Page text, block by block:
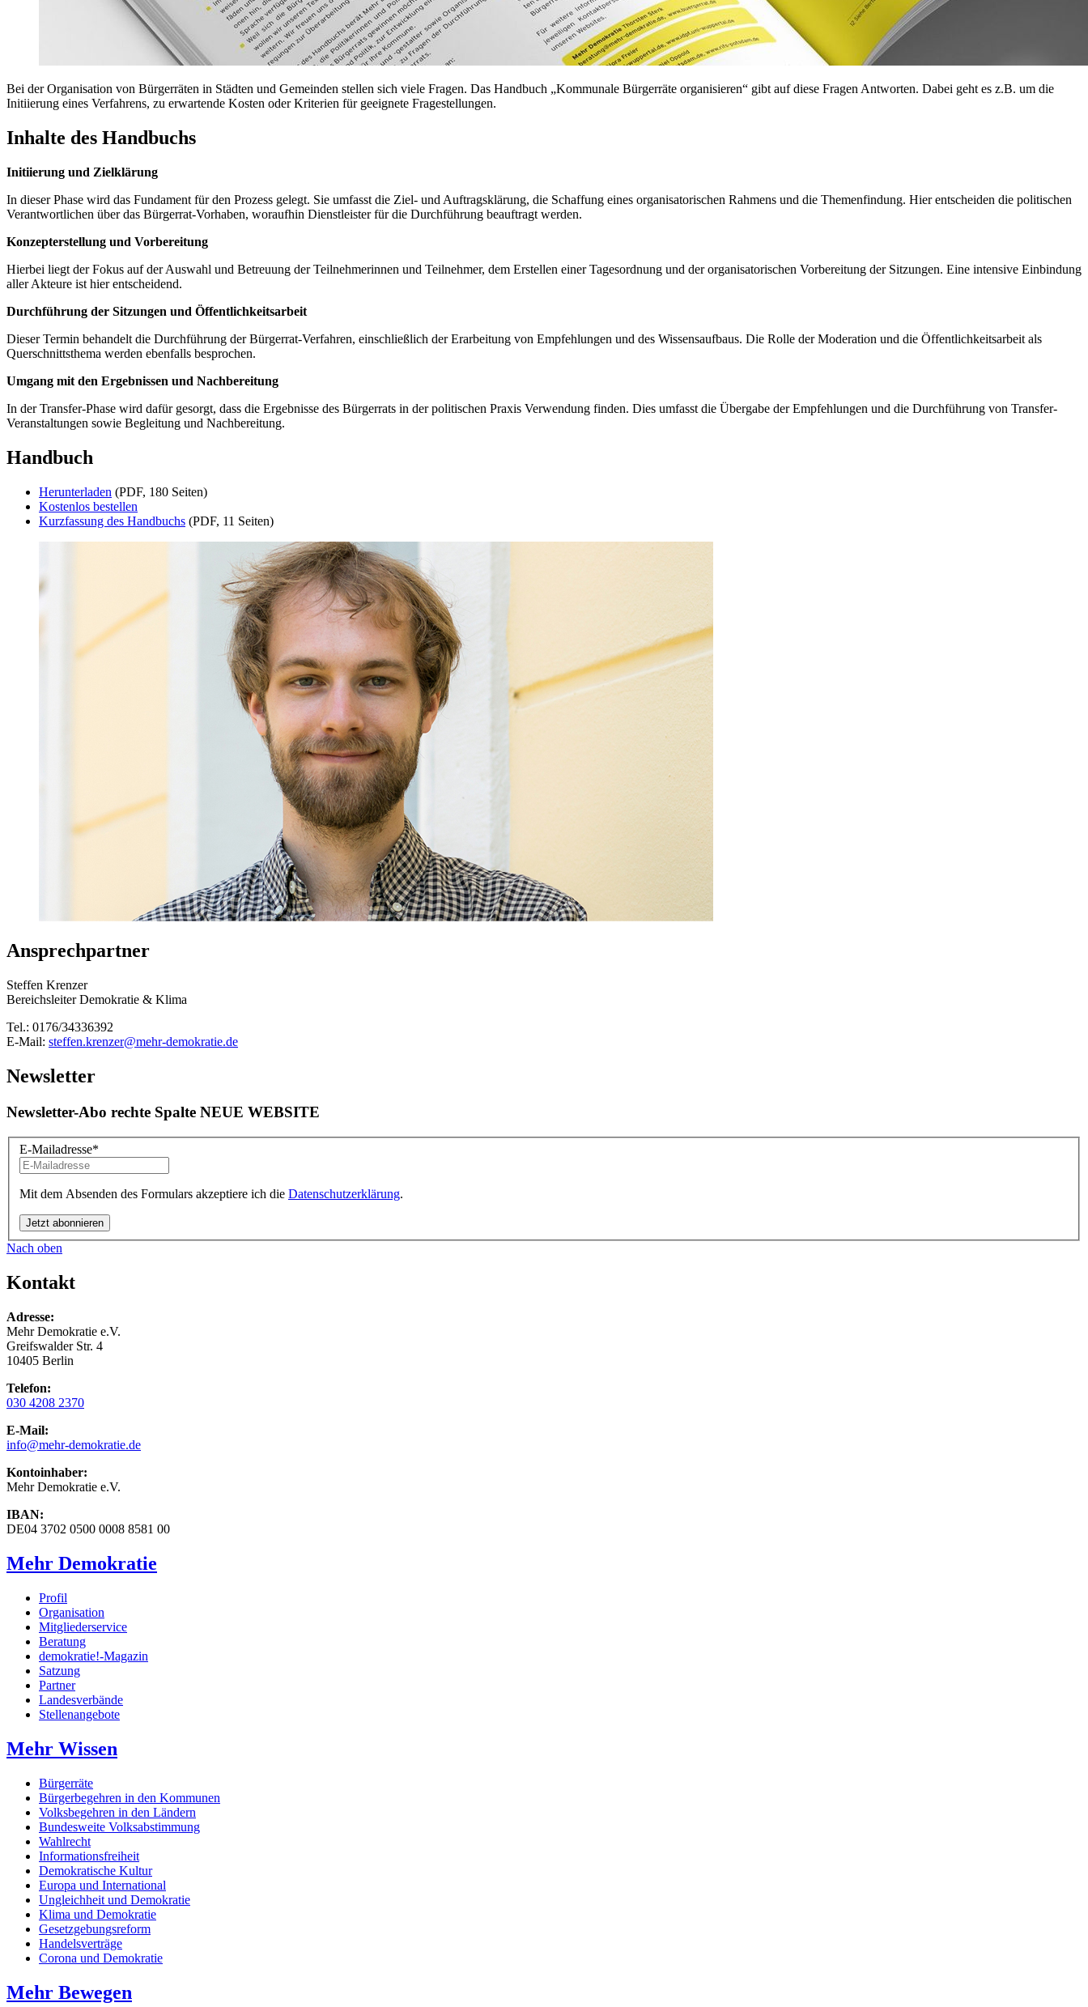
Bei der Organisation von Bürgerräten in Städten und Gemeinden stellen sich viele Fragen. Das Handbuch „Kommunale Bürgerräte organisieren“ gibt auf diese Fragen Antworten. Dabei geht es z.B. um die
Initiierung eines Verfahrens, zu erwartende Kosten oder Kriterien für geeignete Fragestellungen.
Inhalte des Handbuchs
Initiierung und Zielklärung
In dieser Phase wird das Fundament für den Prozess gelegt. Sie umfasst die Ziel- und Auftragsklärung, die Schaffung eines organisatorischen Rahmens und die Themenfindung. Hier entscheiden die politischen
Verantwortlichen über das Bürgerrat-Vorhaben, woraufhin Dienstleister für die Durchführung beauftragt werden.
Konzepterstellung und Vorbereitung
Hierbei liegt der Fokus auf der Auswahl und Betreuung der Teilnehmerinnen und Teilnehmer, dem Erstellen einer Tagesordnung und der organisatorischen Vorbereitung der Sitzungen. Eine intensive Einbindung
aller Akteure ist hier entscheidend.
Durchführung der Sitzungen und Öffentlichkeitsarbeit
Dieser Termin behandelt die Durchführung der Bürgerrat-Verfahren, einschließlich der Erarbeitung von Empfehlungen und des Wissensaufbaus. Die Rolle der Moderation und die Öffentlichkeitsarbeit als
Querschnittsthema werden ebenfalls besprochen.
Umgang mit den Ergebnissen und Nachbereitung
In der Transfer-Phase wird dafür gesorgt, dass die Ergebnisse des Bürgerrats in der politischen Praxis Verwendung finden. Dies umfasst die Übergabe der Empfehlungen und die Durchführung von Transfer-
Veranstaltungen sowie Begleitung und Nachbereitung.
Handbuch
Herunterladen (PDF, 180 Seiten)
Kostenlos bestellen
Kurzfassung des Handbuchs (PDF, 11 Seiten)
Ansprechpartner
Steffen Krenzer
Bereichsleiter Demokratie & Klima
Tel.: 0176/34336392
E-Mail: steffen.krenzer@mehr-demokratie.de
Newsletter
Newsletter-Abo rechte Spalte NEUE WEBSITE
E-Mailadresse*
Mit dem Absenden des Formulars akzeptiere ich die Datenschutzerklärung.
Nach oben
Kontakt
Adresse:
Mehr Demokratie e.V.
Greifswalder Str. 4
10405 Berlin
Telefon:
030 4208 2370
E-Mail:
info@mehr-demokratie.de
Kontoinhaber:
Mehr Demokratie e.V.
IBAN:
DE04 3702 0500 0008 8581 00
Mehr Demokratie
Profil
Organisation
Mitgliederservice
Beratung
demokratie!-Magazin
Satzung
Partner
Landesverbände
Stellenangebote
Mehr Wissen
Bürgerräte
Bürgerbegehren in den Kommunen
Volksbegehren in den Ländern
Bundesweite Volksabstimmung
Wahlrecht
Informationsfreiheit
Demokratische Kultur
Europa und International
Ungleichheit und Demokratie
Klima und Demokratie
Gesetzgebungsreform
Handelsverträge
Corona und Demokratie
Mehr Bewegen